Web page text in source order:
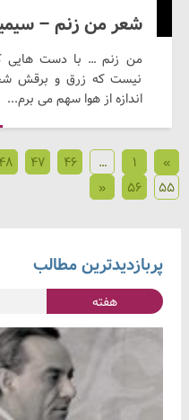
شعر من زنم –
من زنم … با دست هایی
نیست که زرق و برقش
اندازه از هوا سهم می برم...
»
1
…
46
47
48
55
56
«
پربازدیدترین مطالب
هفته